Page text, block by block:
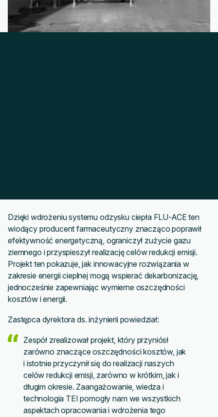
Dzięki wdrożeniu systemu odzysku ciepła FLU-ACE ten
wiodący producent farmaceutyczny znacząco poprawił
efektywność energetyczną, ograniczył zużycie gazu
ziemnego i przyspieszył realizację celów redukcji emisji.
Projekt ten pokazuje, jak innowacyjne rozwiązania w
zakresie energii cieplnej mogą wspierać dekarbonizację,
jednocześnie zapewniając wymierne oszczędności
kosztów i energii.
Zastępca dyrektora ds. inżynierii powiedział:
Zespół zrealizował projekt, który przyniósł
zarówno znaczące oszczędności kosztów, jak
i istotnie przyczynił się do realizacji naszych
celów redukcji emisji, zarówno w krótkim, jak i
długim okresie. Zaangażowanie, wiedza i
technologia TEI pomogły nam we wszystkich
aspektach opracowania i wdrożenia tego